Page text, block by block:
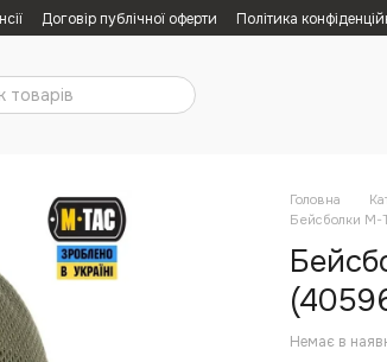
Договір публічної оферти Політика
Головна
Бейсболки M-
Немає в